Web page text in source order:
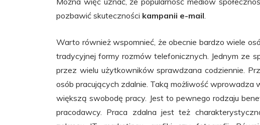
pozbawić skuteczności kampanii e-mail
Warto również wspomnieć, że obecnie bardzo wiele
tradycyjnej formy rozmów telefonicznych. Jednym ze
przez wielu użytkowników sprawdzana codziennie.
osób pracujących zdalnie. Taką możliwość wprowadza
większą swobodę pracy. Jest to pewnego rodzaju
pracodawcy. Praca zdalna jest też